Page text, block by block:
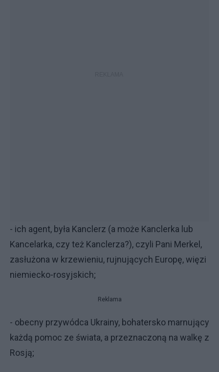
- ich agent, była Kanclerz (a może Kanclerka lub
Kancelarka, czy też Kanclerza?), czyli Pani Merkel,
zasłużona w krzewieniu, rujnujących Europę, więzi
niemiecko-rosyjskich;
Reklama
- obecny przywódca Ukrainy, bohatersko marnujący
każdą pomoc ze świata, a przeznaczoną na walkę z
Rosją;